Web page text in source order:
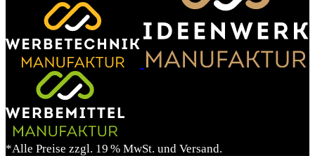
*Alle Preise zzgl. 19 % MwSt. und Versand.